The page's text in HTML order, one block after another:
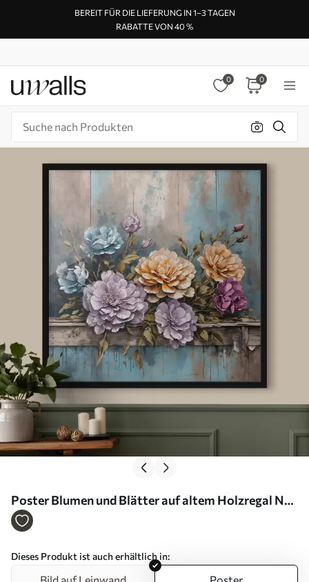
BEREIT FÜR DIE LIEFERUNG IN 1–3 TAGEN
RABATTE VON 40 %
0 0
Poster Blumen und Blätter auf altem Holzregal Nr
f39169
Dieses Produkt ist auch erhältlich in: